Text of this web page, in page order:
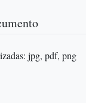
jpg, pdf, png